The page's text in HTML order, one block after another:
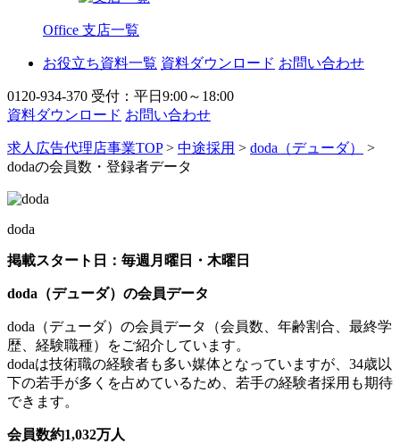
Office 支店一覧
お役立ち資料一覧 資料ダウンロード お問い合わせ
0120-934-370 受付：平日9:00～18:00
資料ダウンロード お問い合わせ
求人広告代理店事業TOP> 中途採用 > doda（デューダ）
>
dodaの会員数・登録者データ
doda
掲載スタート日：毎週月曜日・木曜日
doda（デューダ）の会員データ
doda（デューダ）の会員データ（会員数、年齢割合、最終学
歴、経験職種）をご紹介しています。
dodaは技術職の経験者も多い媒体となっていますが、34歳以
下の若手が多くを占めているため、若手の経験者採用も期待
できます。
会員数約1,032万人